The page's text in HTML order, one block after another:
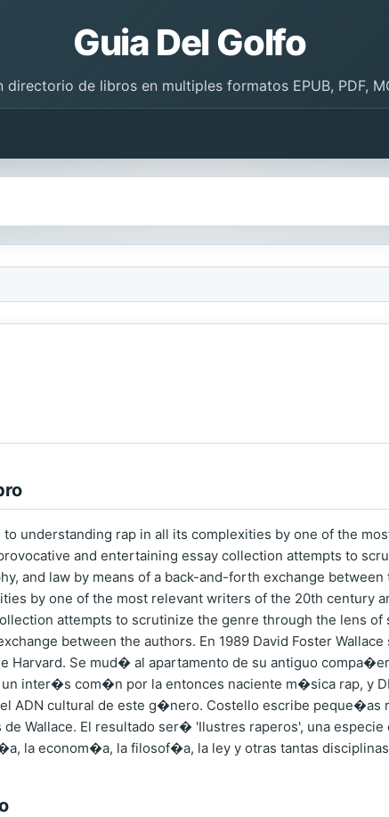
Guia Del Golfo
directorio de libros en multiples formatos EPUB, PDF,
to understanding rap in all its complexities by one of the
and entertaining essay collection attempts to
and law by means of a back-and-forth exchange
by one of the most relevant writers of the 20th century
attempts to scrutinize the genre through the lens of
between the authors. En 1989 David Foster
Se mud� al apartamento de su antiguo
inter�s com�n por la entonces naciente m�sica rap, y
ADN cultural de este g�nero. Costello escribe
Wallace. El resultado ser� 'Ilustres raperos', una
la econom�a, la filosof�a, la ley y otras tantas